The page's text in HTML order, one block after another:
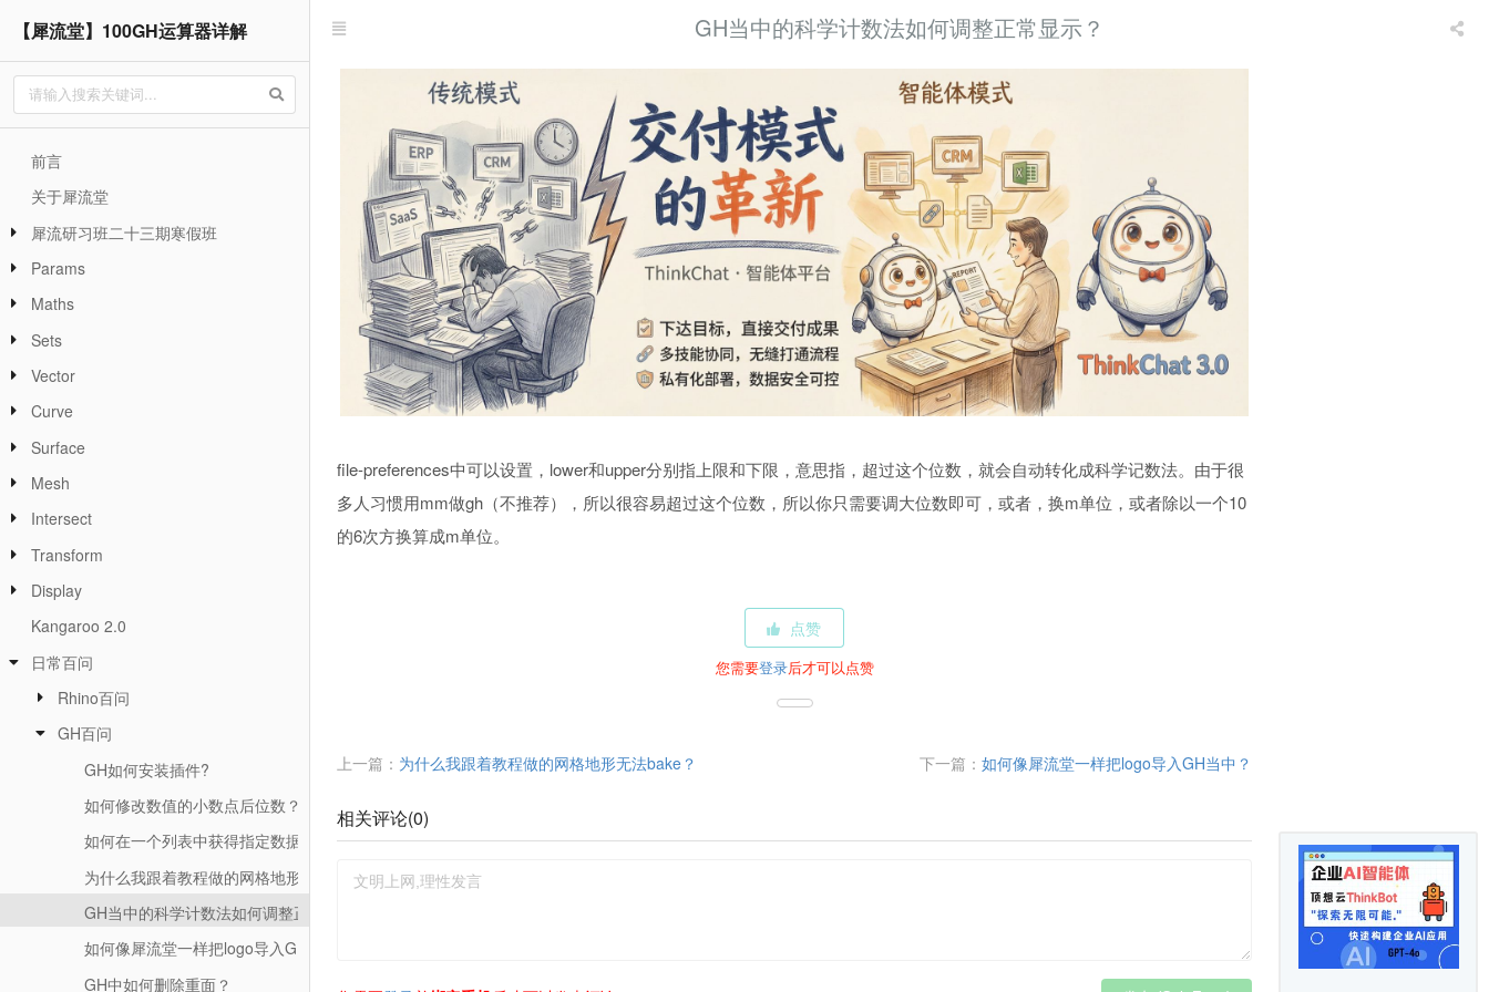
【犀流堂】100GH运算器详解
前言
关于犀流堂
犀流研习班二十三期寒假班
Params
Maths
Sets
Vector
Curve
Surface
Mesh
Intersect
Transform
Display
Kangaroo 2.0
日常百问
Rhino百问
GH百问
GH如何安装插件?
如何修改数值的小数点后位数？
如何在一个列表中获得指定数据的所有序号？
为什么我跟着教程做的网格地形无法bake？
GH当中的科学计数法如何调整正常显示？
如何像犀流堂一样把logo导入GH当中？
GH中如何删除重面？
GH当中的科学计数法如何调整正常显示？
file-preferences中可以设置，lower和upper分别指上限和下限，意思指，超过这个位数，就会自动转化成科学记数法。由于很
多人习惯用mm做gh（不推荐），所以很容易超过这个位数，所以你只需要调大位数即可，或者，换m单位，或者除以一个10
的6次方换算成m单位。
点赞
您需要登录后才可以点赞
上一篇： 为什么我跟着教程做的网格地形无法bake？ 下一篇： 如何像犀流堂一样把logo导入GH当中？
相关评论(0)